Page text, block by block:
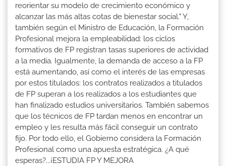
reorientar su modelo de crecimiento económico y
alcanzar las más altas cotas de bienestar social." Y,
también según el Ministro de Educación, la Formación
Profesional mejora la empleabilidad: los ciclos
formativos de FP registran tasas superiores de actividad
a la media. Igualmente, la demanda de acceso a la FP
está aumentando, así como el interés de las empresas
por estos titulados: los contratos realizados a titulados
de FP superan a los realizados a los estudiantes que
han finalizado estudios universitarios. También sabemos
que los técnicos de FP tardan menos en encontrar un
empleo y les resulta más fácil conseguir un contrato
fijo. Por todo ello, el Gobierno considera la Formación
Profesional como una apuesta estratégica. ¿A qué
esperas?...¡ESTUDIA FP Y MEJORA